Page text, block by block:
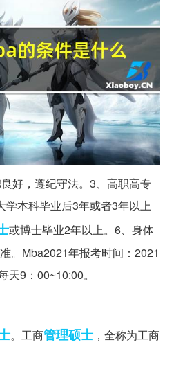
好，遵纪守法。3、高职高专
学本科毕业后3年或者3年以上
或博士毕业2年以上。6、身体
。Mba2021年报考时间：2021
9：00~10:00。
。工商管理硕士 ，全称为工商